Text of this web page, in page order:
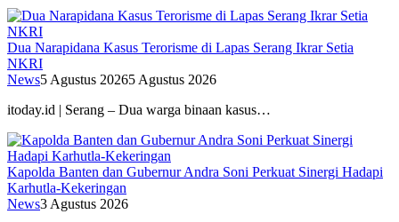
Dua Narapidana Kasus Terorisme di Lapas Serang Ikrar Setia
NKRI
News5 Agustus 20265 Agustus 2026
itoday.id | Serang – Dua warga binaan kasus…
Kapolda Banten dan Gubernur Andra Soni Perkuat Sinergi Hadapi
Karhutla-Kekeringan
News3 Agustus 2026